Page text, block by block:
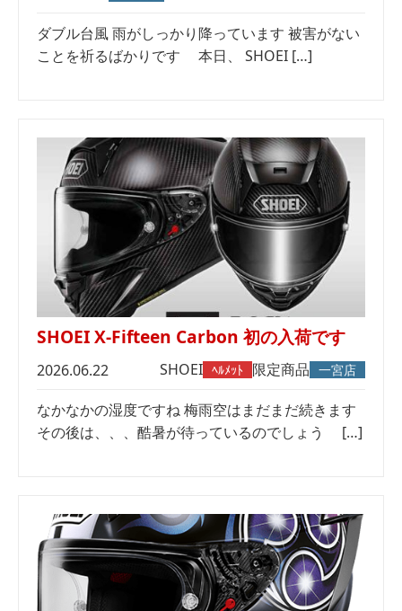
ダブル台風 雨がしっかり降っています 被害がない
ことを祈るばかりです 本日、 SHOEI […]
SHOEI X-Fifteen Carbon 初の入荷です
2026.06.22 SHOEI ﾍﾙﾒｯﾄ 限定商品 一宮店
なかなかの湿度ですね 梅雨空はまだまだ続きます
その後は、、、酷暑が待っているのでしょう […]